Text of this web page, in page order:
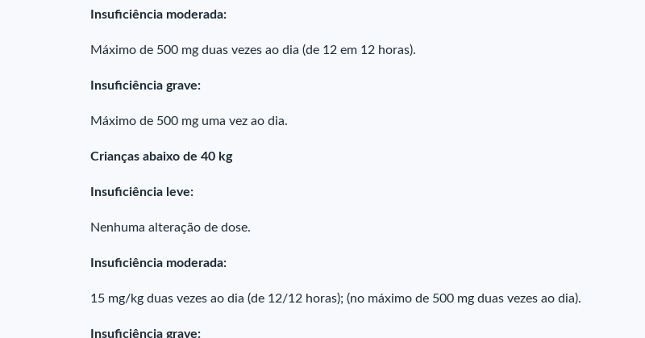
Insuficiência moderada:
Máximo de 500 mg duas vezes ao dia (de 12 em 12 horas).
Insuficiência grave:
Máximo de 500 mg uma vez ao dia.
Crianças abaixo de 40 kg
Insuficiência leve:
Nenhuma alteração de dose.
Insuficiência moderada:
15 mg/kg duas vezes ao dia (de 12/12 horas); (no máximo de 500 mg duas vezes ao dia).
Insuficiência grave: